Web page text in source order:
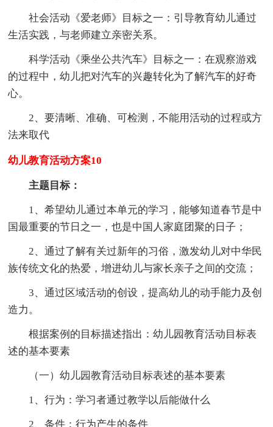
社会活动《爱老师》目标之一：引导教育幼儿通过
生活实践，与老师建立亲密关系。
科学活动《乘坐公共汽车》目标之一：在观察游戏
的过程中，幼儿把对汽车的兴趣转化为了解汽车的好奇
心。
2、要清晰、准确、可检测，不能用活动的过程或方
法来取代
幼儿教育活动方案10
主题目标：
1、希望幼儿通过本单元的学习，能够知道春节是中
国最重要的节日之一，也是中国人家庭团聚的日子；
2、通过了解有关过新年的习俗，激发幼儿对中华民
族传统文化的热爱，增进幼儿与家长亲子之间的交流；
3、通过区域活动的创设，提高幼儿的动手能力及创
造力。
根据案例的目标描述指出：幼儿园教育活动目标表
述的基本要素
（一）幼儿园教育活动目标表述的基本要素
1、行为：学习者通过教学以后能做什么
2、条件：行为产生的条件